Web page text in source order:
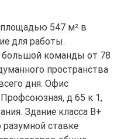
547 м² в
для работы.
большой команды от 78
пространства
дня. Офис
д 65 к 1,
Здание класса B+
ставке